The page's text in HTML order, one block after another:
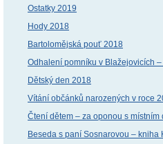
Ostatky 2019
Hody 2018
Bartolomějská pouť 2018
Odhalení pomníku v Blažejovicích –
Dětský den 2018
Vítání občánků narozených v roce
Čtení dětem – za oponou s
Beseda s paní Sosnarovou – kniha